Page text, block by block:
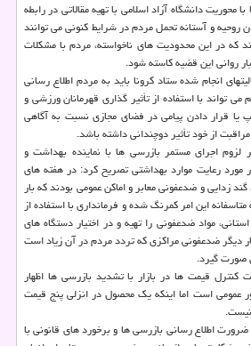
محوریت دانشگاه آزاد اسلامی با تهیه مقالاتی در رابطه
روحیه و آستانه تحمل مردم در شرایط کنونی می توانند
که در این محدودیت های ناخواسته، مردم با مشکلات
روانی این قضیه کاسته شود.
انجام شده ستاد کرونا باید به مردم اطلاع رسانی
تواند با استفاده از تأثیر گذاری قهرمانان ورزشی و
یا قرار دادن پیامی در فضای مجازی نسبت به آگاهی
از خود تأثیر دوچندانی داشته باشد.
لزوم اجرای مستمر بازرسی ها با نماینده بهداشت و
مورد رعایت موارد بهداشتی تصریح کرد: در هفته های
زدایی و ضدعفونی معابر و اماکن عمومی بودند که بار
این امر کمرنگ شده و فرمانداری با استفاده از
مواد ضدعفونی را تهیه و در اختیار دستگاه های
دیگر ضدعفونی مراکزی که تردد مردم در آن زیاد است
صورت گیرد.
کنترل قیمت ها در بازار با تشدید بازرسی ها اظهار
عمومی است اما اینکه یک محصول در انزلی پنج قیمت
ضرورت اطلاع رسانی بازرسی ها و برخورد های قانونی با